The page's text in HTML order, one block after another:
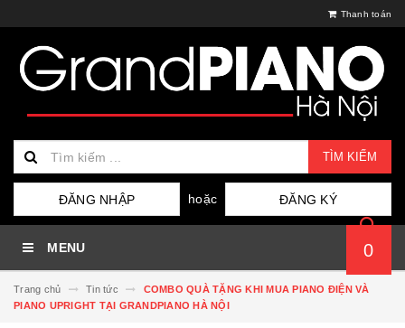
Thanh toán
TÌM KIẾM
ĐĂNG NHẬP hoặc ĐĂNG KÝ
MENU 0
Trang chủ Tin tức
COMBO QUÀ TẶNG KHI MUA PIANO ĐIỆN VÀ
PIANO UPRIGHT TẠI GRANDPIANO HÀ NỘI